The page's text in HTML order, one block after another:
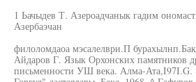
1 Ьачыдев Т. Азероадчанык гадим
Азербаэчан
филоломдаоа мэсалелври.П
Айдаров Г. Язык Орхонских памятников
письменности УШ века. Алма-Ата,I97I.G.